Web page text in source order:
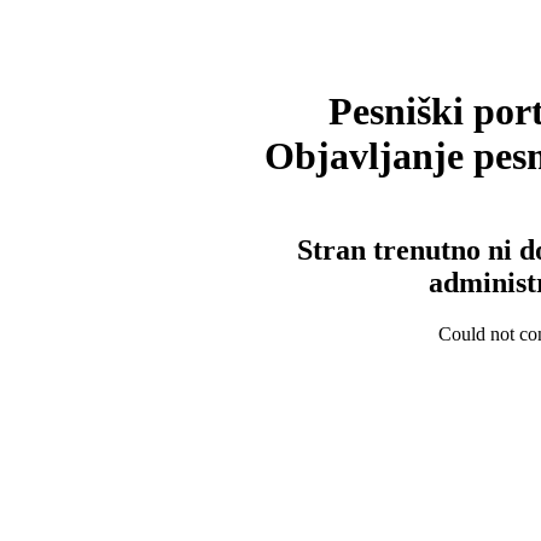
Pesniški
Objavljanje
Stran trenutno ni
Could not